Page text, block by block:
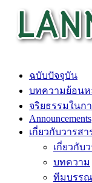
ฉบับปัจจุบัน
บทความย้อนห
จริยธรรมในก
Announcements
เกี่ยวกับวารสา
เกี่ยวกับ
บทความ
ทีมบรร